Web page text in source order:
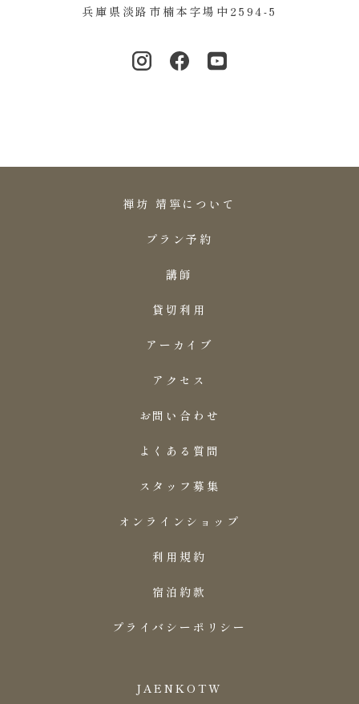
兵庫県淡路市楠本字場中2594-5
禅坊 靖寧について
プラン予約
講師
貸切利用
アーカイブ
アクセス
お問い合わせ
よくある質問
スタッフ募集
オンラインショップ
利用規約
宿泊約款
プライバシーポリシー
JAENKO TW